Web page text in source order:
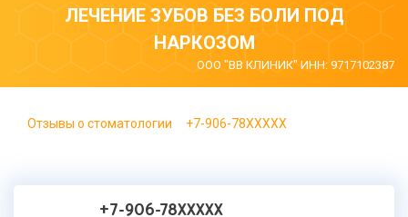
ЛЕЧЕНИЕ ЗУБОВ БЕЗ БОЛИ ПОД
НАРКОЗОМ
ООО "ВВ КЛИНИК" ИНН: 9717102387
Отзывы о стоматологии +7-906-78XXXXX
+7-906-78XXXXX